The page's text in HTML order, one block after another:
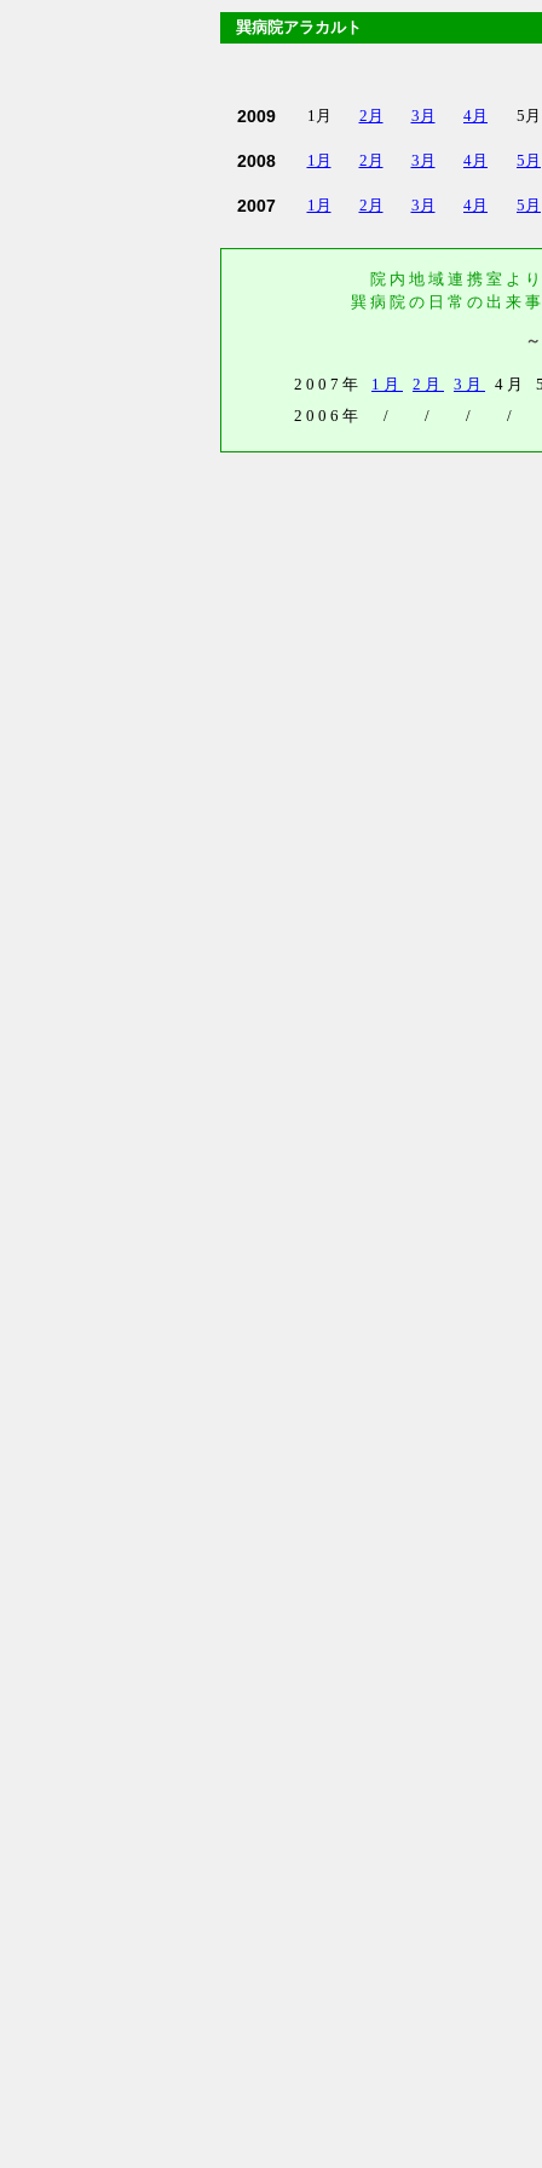
巽病院アラカルト
2009 1月 2月 3月 4月 5月
2008 1月 2月 3月 4月 5月
2007 1月 2月 3月 4月 5月
院内地域連携室よ
巽病院の日常の出来
2007年 1月 2月 3月 4月
2006年
/ / / /